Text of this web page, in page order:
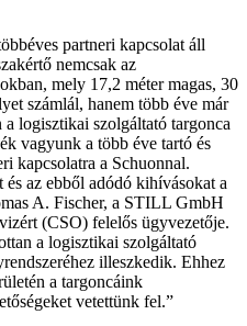
partneri kapcsolat áll
nemcsak az
mely 17,2 méter magas, 30
számlál, hanem több éve már
logisztikai szolgáltató targonca
vagyunk a több éve tartó és
kapcsolatra a Schuonnal.
az ebből adódó kihívásokat a
A. Fischer, a STILL GmbH
(CSO) felelős ügyvezetője.
a logisztikai szolgáltató
illeszkedik. Ehhez
a targoncáink
vetettünk fel.”